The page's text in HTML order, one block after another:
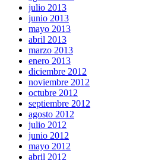
julio 2013
junio 2013
mayo 2013
abril 2013
marzo 2013
enero 2013
diciembre 2012
noviembre 2012
octubre 2012
septiembre 2012
agosto 2012
julio 2012
junio 2012
mayo 2012
abril 2012